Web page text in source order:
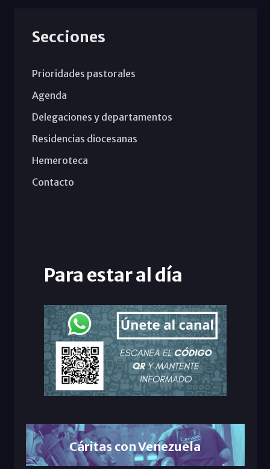
Secciones
Prioridades pastorales
Agenda
Delegaciones y departamentos
Residencias diocesanas
Hemeroteca
Contacto
Para estar al día
Cáritas con Venezuela